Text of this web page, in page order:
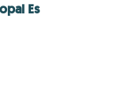
Es